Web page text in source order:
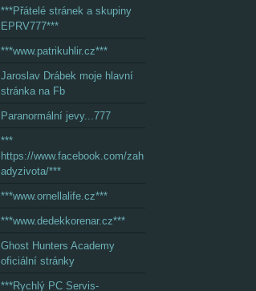
***Přátelé stránek a skupiny
EPRV777***
***www.patrikuhlir.cz***
Jaroslav Drábek moje hlavní
stránka na Fb
Paranormální jevy...777
***
https://www.facebook.com/zah
adyzivota/***
***www.ornellalife.cz***
***www.dedekkorenar.cz***
Ghost Hunters Academy
oficiální stránky
***Rychlý PC Servis-